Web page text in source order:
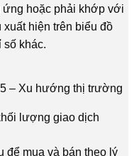
hoặc phải khớp với
xuất hiện trên biểu đồ
số khác.
– Xu hướng thị trường
lượng giao dịch
để mua và bán theo lý